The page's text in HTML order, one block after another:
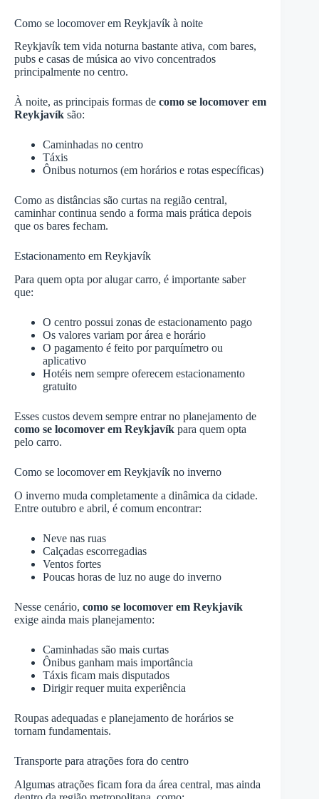
Como se locomover em Reykjavík à noite
Reykjavík tem vida noturna bastante ativa, com bares,
pubs e casas de música ao vivo concentrados
principalmente no centro.
À noite, as principais formas de como se locomover em
Reykjavík são:
Caminhadas no centro
Táxis
Ônibus noturnos (em horários e rotas específicas)
Como as distâncias são curtas na região central,
caminhar continua sendo a forma mais prática depois
que os bares fecham.
Estacionamento em Reykjavík
Para quem opta por alugar carro, é importante saber
que:
O centro possui zonas de estacionamento pago
Os valores variam por área e horário
O pagamento é feito por parquímetro ou
aplicativo
Hotéis nem sempre oferecem estacionamento
gratuito
Esses custos devem sempre entrar no planejamento de
como se locomover em Reykjavík para quem opta
pelo carro.
Como se locomover em Reykjavík no inverno
O inverno muda completamente a dinâmica da cidade.
Entre outubro e abril, é comum encontrar:
Neve nas ruas
Calçadas escorregadias
Ventos fortes
Poucas horas de luz no auge do inverno
Nesse cenário, como se locomover em Reykjavík
exige ainda mais planejamento:
Caminhadas são mais curtas
Ônibus ganham mais importância
Táxis ficam mais disputados
Dirigir requer muita experiência
Roupas adequadas e planejamento de horários se
tornam fundamentais.
Transporte para atrações fora do centro
Algumas atrações ficam fora da área central, mas ainda